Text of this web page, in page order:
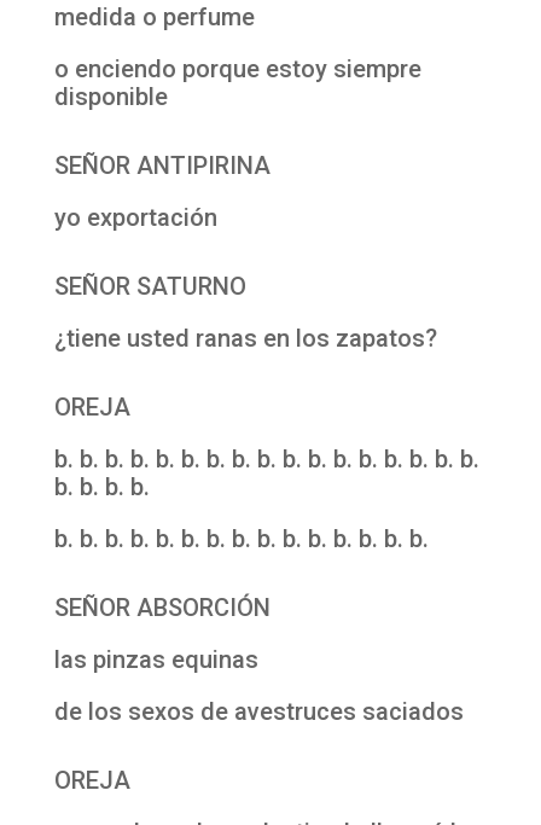
medida o perfume
o enciendo porque estoy siempre
disponible
SEÑOR ANTIPIRINA
yo exportación
SEÑOR SATURNO
¿tiene usted ranas en los zapatos?
OREJA
b. b. b. b. b. b. b. b. b. b. b. b. b. b. b. b. b.
b. b. b. b.
b. b. b. b. b. b. b. b. b. b. b. b. b. b. b.
SEÑOR ABSORCIÓN
las pinzas equinas
de los sexos de avestruces saciados
OREJA